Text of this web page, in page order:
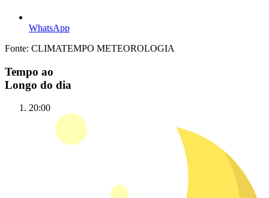
WhatsApp
Fonte: CLIMATEMPO METEOROLOGIA
Tempo ao
Longo do dia
20:00